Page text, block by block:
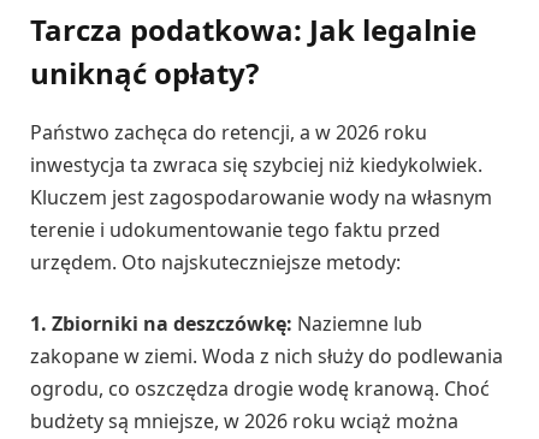
Tarcza podatkowa: Jak legalnie
uniknąć opłaty?
Państwo zachęca do retencji, a w 2026 roku
inwestycja ta zwraca się szybciej niż kiedykolwiek.
Kluczem jest zagospodarowanie wody na własnym
terenie i udokumentowanie tego faktu przed
urzędem. Oto najskuteczniejsze metody:
1. Zbiorniki na deszczówkę: Naziemne lub
zakopane w ziemi. Woda z nich służy do podlewania
ogrodu, co oszczędza drogie wodę kranową. Choć
budżety są mniejsze, w 2026 roku wciąż można